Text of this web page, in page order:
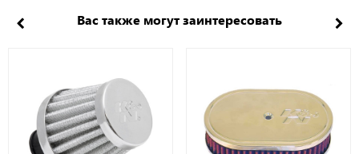
Вас также могут заинтересовать